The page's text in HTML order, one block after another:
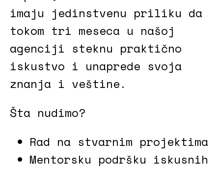
imaju jedinstvenu priliku da
tokom tri meseca u našoj
agenciji steknu praktično
iskustvo i unaprede svoja
znanja i veštine.
Šta nudimo?
Rad na stvarnim projektima
Mentorsku podršku iskusnih